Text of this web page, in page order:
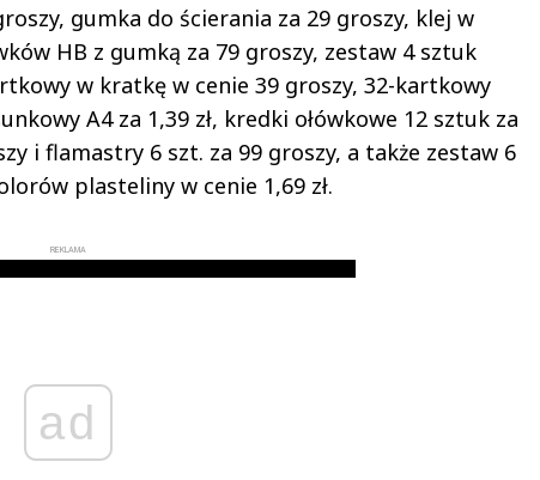
gumka do ścierania za 29 groszy, klej w
HB z gumką za 79 groszy, zestaw 4 sztuk
w kratkę w cenie 39 groszy, 32-kartkowy
A4 za 1,39 zł, kredki ołówkowe 12 sztuk za
i flamastry 6 szt. za 99 groszy, a także zestaw 6
plasteliny w cenie 1,69 zł.
REKLAMA
ad